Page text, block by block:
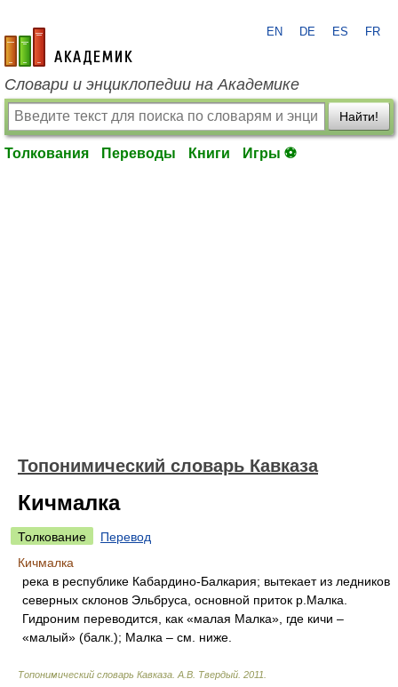
academic.ru
EN DE ES FR
Словари и энциклопедии на Академике
Найти!
Толкования Переводы Книги Игры ⚽
Топонимический словарь Кавказа
Кичмалка
Толкование
Перевод
Кичмалка
река в республике Кабардино-Балкария; вытекает из ледников
северных склонов Эльбруса, основной приток р.Малка.
Гидроним переводится, как «малая Малка», где кичи –
«малый» (балк.); Малка – см. ниже.
Топонимический словарь Кавказа А.В. Твердый 2011